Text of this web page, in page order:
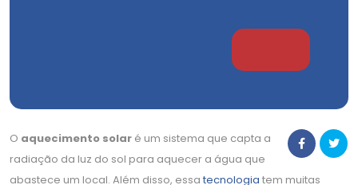
O aquecimento solar é um sistema que capta a
radiação da luz do sol para aquecer a água que
abastece um local. Além disso, essa tecnologia tem muitas